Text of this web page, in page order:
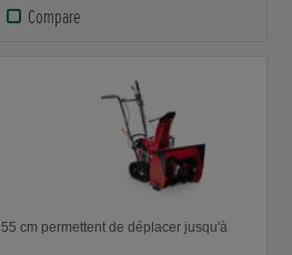
Compare
cm permettent de déplacer jusqu'à